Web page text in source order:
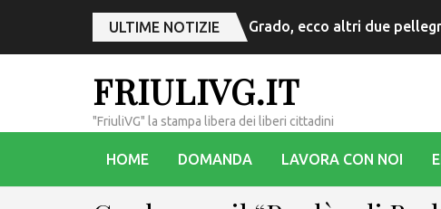
ULTIME NOTIZIE Grado, ecco altri due
FRIULIVG.IT
"FriuliVG" la stampa libera dei liberi cittadini
HOME DOMANDA LAVORA CON NOI